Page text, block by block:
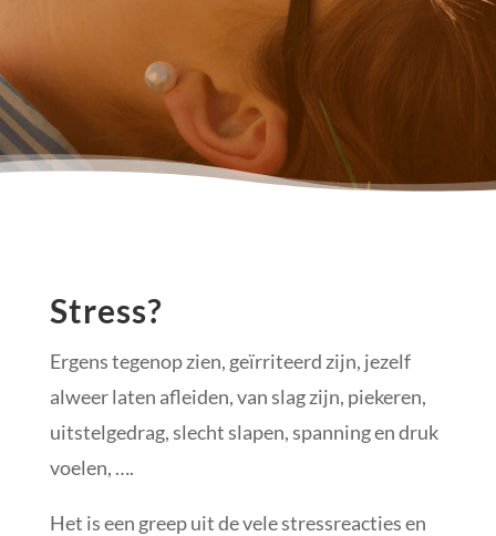
Stress?
Ergens tegenop zien, geïrriteerd zijn, jezelf
alweer laten afleiden, van slag zijn, piekeren,
uitstelgedrag, slecht slapen, spanning en druk
voelen, ….
Het is een greep uit de vele stressreacties en